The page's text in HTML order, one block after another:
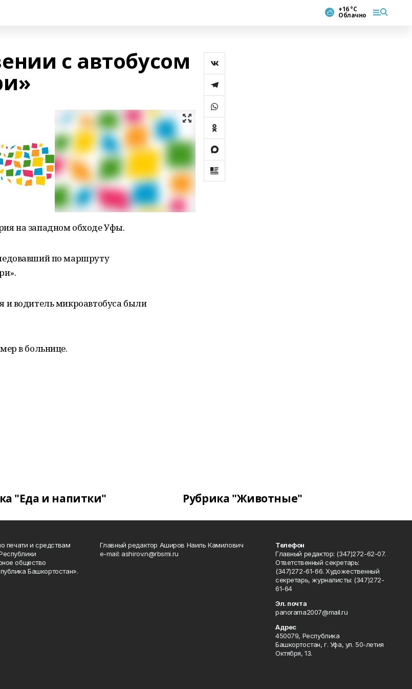
+16 °С
Облачно
с автобусом
на западном обходе Уфы.
по маршруту
и водитель микроавтобуса были
в больнице.
"Еда и напитки" Рубрика "Животные"
печати и средствам
общество
Башкортостан».
Главный редактор Аширов Наиль Камилович
e-mail: ashirov.n@rbsmi.ru
Телефон
Главный редактор: (347)272-62-07.
Ответственный секретарь:
(347)272-61-66. Художественный
секретарь, журналисты: (347)272-
61-64
Эл. почта
panorama2007@mail.ru
Адрес
450079, Республика
Башкортостан, г. Уфа, ул. 50-летия
Октября, 13.